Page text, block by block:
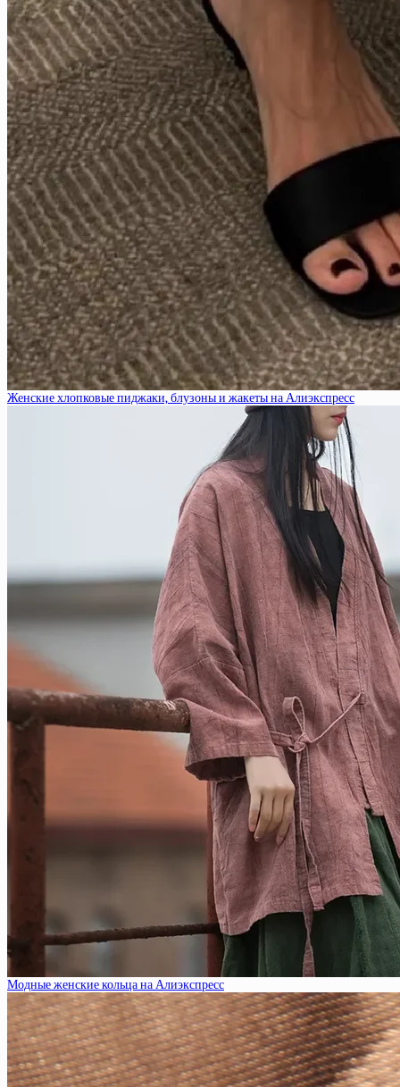
Женские хлопковые пиджаки, блузоны и жакеты на Алиэкспресс
Модные женские кольца на Алиэкспресс